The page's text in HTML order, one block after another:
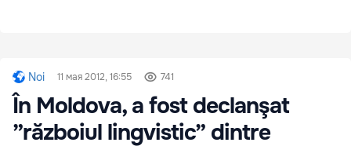
Noi 11 мая 2012, 16:55 741
În Moldova, a fost declanşat
”războiul lingvistic” dintre